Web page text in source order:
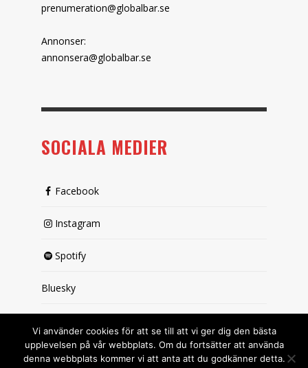
prenumeration@globalbar.se
Annonser:
annonsera@globalbar.se
SOCIALA MEDIER
Facebook
Instagram
Spotify
Bluesky
Vi använder cookies för att se till att vi ger dig den bästa
upplevelsen på vår webbplats. Om du fortsätter att använda
denna webbplats kommer vi att anta att du godkänner detta.